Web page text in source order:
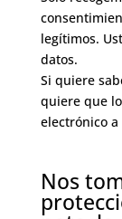
legítimos.
datos.
Si quiere
quiere que
electrónico
Nos